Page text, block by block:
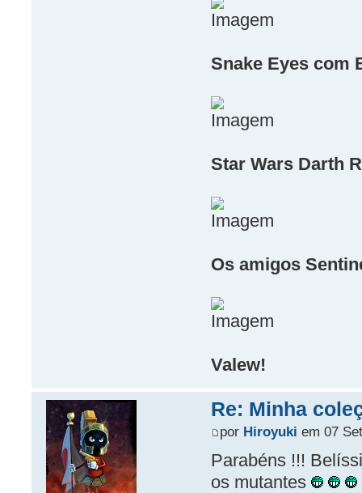
Snake Eyes com
Star Wars Darth
Os amigos
Valew!
Re: Minha
por Hiroyuki em 07
Parabéns !!!
os mutantes